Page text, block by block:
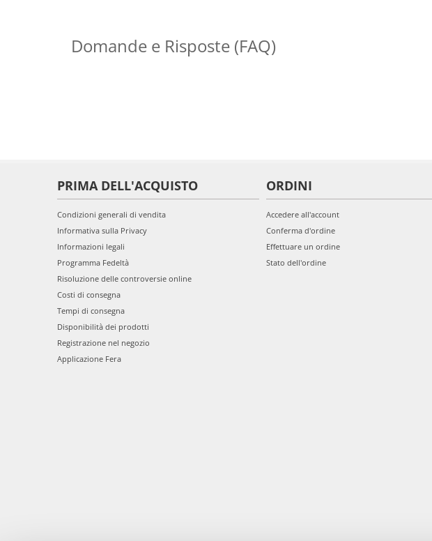
Domande e Risposte (FAQ)
PRIMA DELL'ACQUISTO
Condizioni generali di vendita
Informativa sulla Privacy
Informazioni legali
Programma Fedeltà
Risoluzione delle controversie online
Costi di consegna
Tempi di consegna
Disponibilità dei prodotti
Registrazione nel negozio
Applicazione Fera
ORDINI
Accedere all'account
Conferma d'ordine
Effettuare un ordine
Stato dell'ordine